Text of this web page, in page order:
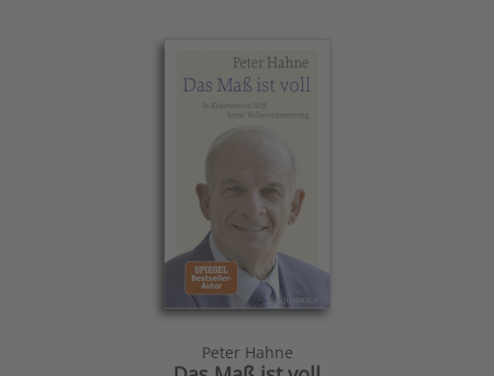
Peter Hahne